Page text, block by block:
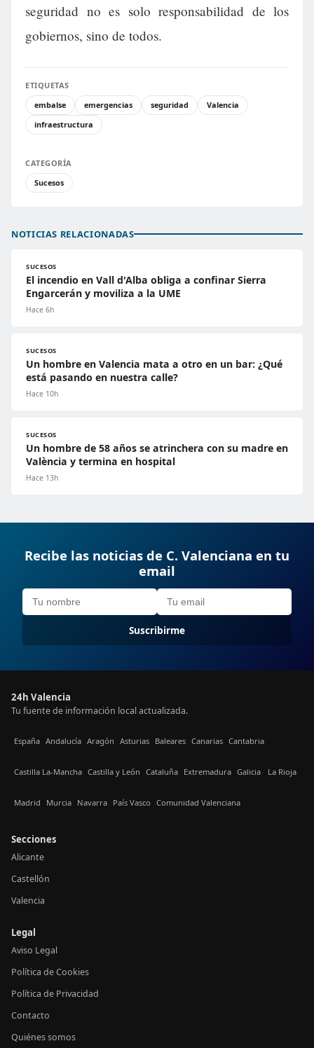
seguridad no es solo responsabilidad de los
gobiernos, sino de todos.
ETIQUETAS
embalse
emergencias seguridad
Valencia
infraestructura
CATEGORÍA
Sucesos
NOTICIAS RELACIONADAS
SUCESOS
El incendio en Vall d'Alba obliga a confinar Sierra
Engarcerán y moviliza a la UME
Hace 6h
SUCESOS
Un hombre en Valencia mata a otro en un bar: ¿Qué
está pasando en nuestra calle?
Hace 10h
SUCESOS
Un hombre de 58 años se atrinchera con su madre en
València y termina en hospital
Hace 13h
Recibe las noticias de C. Valenciana en tu
email
Suscribirme
24h Valencia
Tu fuente de información local actualizada.
España Andalucía Aragón Asturias Baleares Canarias Cantabria
Castilla La-Mancha Castilla y León Cataluña Extremadura Galicia La Rioja
Madrid Murcia Navarra País Vasco Comunidad Valenciana
Secciones
Alicante
Castellón
Valencia
Legal
Aviso Legal
Política de Cookies
Política de Privacidad
Contacto
Quiénes somos